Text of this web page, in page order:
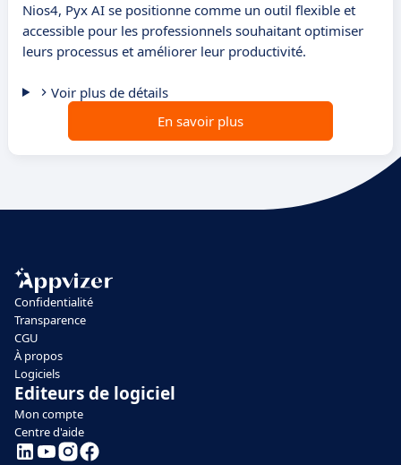
Nios4, Pyx AI se positionne comme un outil flexible et
accessible pour les professionnels souhaitant optimiser
leurs processus et améliorer leur productivité.
Voir plus de détails
En savoir plus
Confidentialité
Transparence
CGU
À propos
Logiciels
Editeurs de logiciel
Mon compte
Centre d'aide